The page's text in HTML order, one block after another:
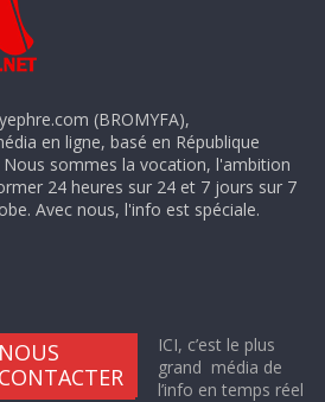
(BROMYFA),
en ligne, basé en République
sommes la vocation, l'ambition
24 heures sur 24 et 7 jours sur 7
Avec nous, l'info est spéciale.
NOUS
CONTACTER
ICI, c’est le plus
grand média de
l’info en temps réel